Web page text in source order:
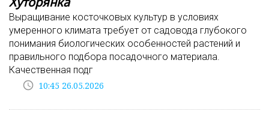
Выращивание косточковых культур в условиях
умеренного климата требует от садовода глубокого
понимания биологических особенностей растений и
правильного подбора посадочного материала.
Качественная подг
access_time 10:45 26.05.2026